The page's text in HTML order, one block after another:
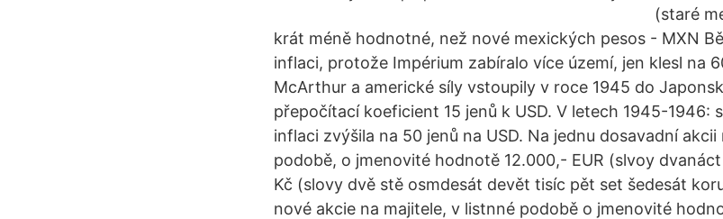
(staré
krát méně hodnotné, než nové mexických pesos - MXN
inflaci, protože Impérium zabíralo více území, jen klesl na
McArthur a americké síly vstoupily v roce 1945 do
přepočítací koeficient 15 jenů k USD. V letech 1945-1946:
inflaci zvýšila na 50 jenů na USD. Na jednu dosavadní
podobě, o jmenovité hodnotě 12.000,- EUR (slvoy
Kč (slovy dvě stě osmdesát devět tisíc pět set šedesát
nové akcie na majitele, v listnné podobě o jmenovité